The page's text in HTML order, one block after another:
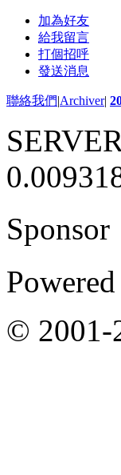
加為好友
給我留言
打個招呼
發送消息
聯絡我們|Archiver|
Sponsor
© 2001-